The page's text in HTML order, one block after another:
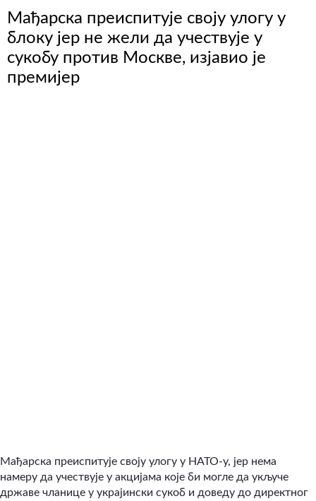
Мађарска преиспитује своју улогу у
блоку јер не жели да учествује у
сукобу против Москве, изјавио је
премијер
Мађарска преиспитује своју улогу у НАТО-у, јер нема
намеру да учествује у акцијама које би могле да укључе
државе чланице у украјински сукоб и доведу до директног